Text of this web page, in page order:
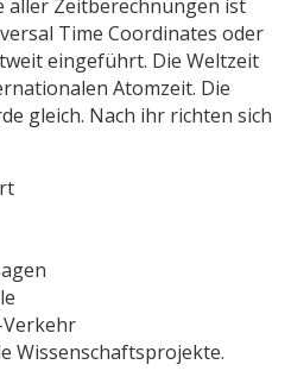
aller Zeitberechnungen ist
Time Coordinates oder
eingeführt. Die Weltzeit
Atomzeit. Die
gleich. Nach ihr richten sich
Wissenschaftsprojekte.